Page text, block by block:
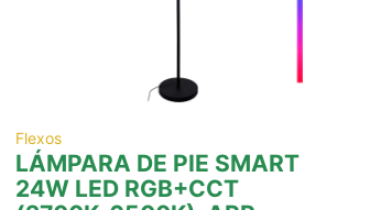
Flexos
LÁMPARA DE PIE SMART
24W LED RGB+CCT